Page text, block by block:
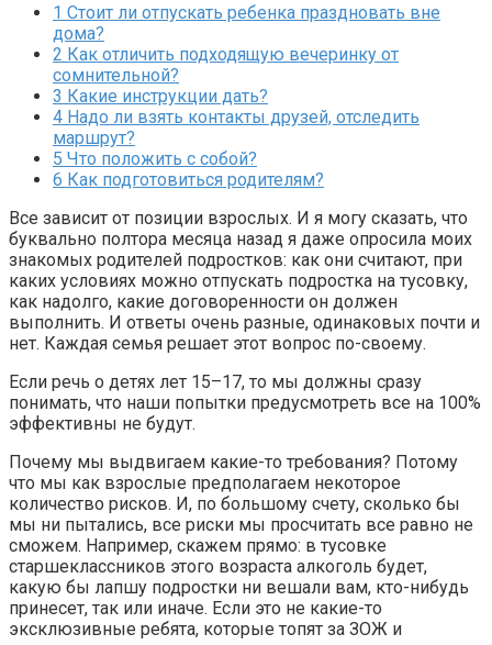
1 Стоит ли отпускать ребенка праздновать вне
дома?
2 Как отличить подходящую вечеринку от
сомнительной?
3 Какие инструкции дать?
4 Надо ли взять контакты друзей, отследить
маршрут?
5 Что положить с собой?
6 Как подготовиться родителям?
Все зависит от позиции взрослых. И я могу сказать, что
буквально полтора месяца назад я даже опросила моих
знакомых родителей подростков: как они считают, при
каких условиях можно отпускать подростка на тусовку,
как надолго, какие договоренности он должен
выполнить. И ответы очень разные, одинаковых почти и
нет. Каждая семья решает этот вопрос по-своему.
Если речь о детях лет 15–17, то мы должны сразу
понимать, что наши попытки предусмотреть все на 100%
эффективны не будут.
Почему мы выдвигаем какие-то требования? Потому
что мы как взрослые предполагаем некоторое
количество рисков. И, по большому счету, сколько бы
мы ни пытались, все риски мы просчитать все равно не
сможем. Например, скажем прямо: в тусовке
старшеклассников этого возраста алкоголь будет,
какую бы лапшу подростки ни вешали вам, кто-нибудь
принесет, так или иначе. Если это не какие-то
эксклюзивные ребята, которые топят за ЗОЖ и